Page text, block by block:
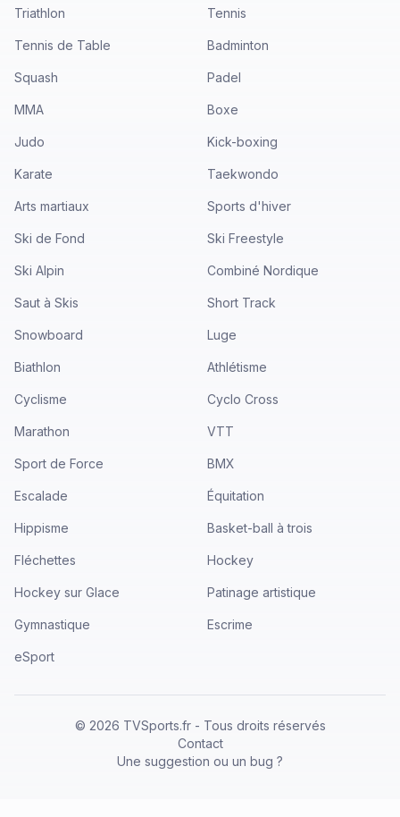
Triathlon Tennis
Tennis de Table Badminton
Squash Padel
MMA Boxe
Judo Kick-boxing
Karate Taekwondo
Arts martiaux Sports d'hiver
Ski de Fond Ski Freestyle
Ski Alpin Combiné Nordique
Saut à Skis Short Track
Snowboard Luge
Biathlon Athlétisme
Cyclisme Cyclo Cross
Marathon VTT
Sport de Force BMX
Escalade Équitation
Hippisme Basket-ball à trois
Fléchettes Hockey
Hockey sur Glace Patinage artistique
Gymnastique Escrime
eSport
© 2026 TVSports.fr - Tous droits réservés
Contact
Une suggestion ou un bug ?